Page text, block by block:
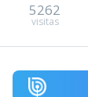
5262
visitas